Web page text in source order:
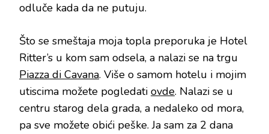
odluče kada da ne putuju.
Što se smeštaja moja topla preporuka je Hotel
Ritter’s u kom sam odsela, a nalazi se na trgu
Piazza di Cavana. Više o samom hotelu i mojim
utiscima možete pogledati ovde. Nalazi se u
centru starog dela grada, a nedaleko od mora,
pa sve možete obići peške. Ja sam za 2 dana